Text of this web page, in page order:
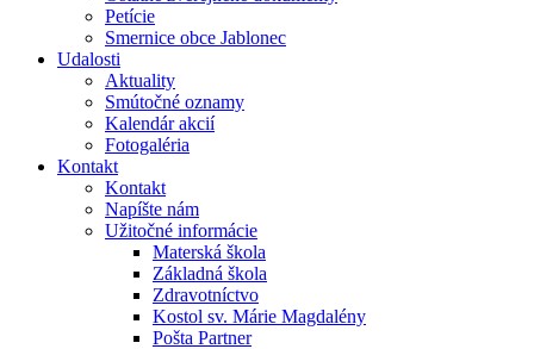
Petície
Smernice obce Jablonec
Udalosti
Aktuality
Smútočné oznamy
Kalendár akcií
Fotogaléria
Kontakt
Kontakt
Napíšte nám
Užitočné informácie
Materská škola
Základná škola
Zdravotníctvo
Kostol sv. Márie Magdalény
Pošta Partner